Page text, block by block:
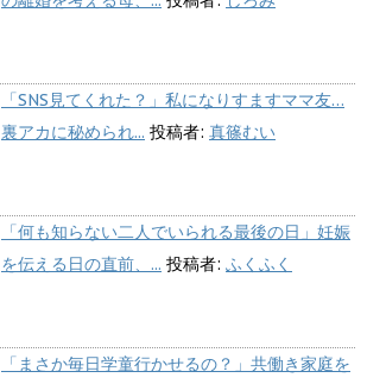
「SNS見てくれた？」私になりすますママ友…
裏アカに秘められ... 投稿者: 真篠むい
「何も知らない二人でいられる最後の日」妊娠
を伝える日の直前、... 投稿者: ふくふく
「まさか毎日学童行かせるの？」共働き家庭を